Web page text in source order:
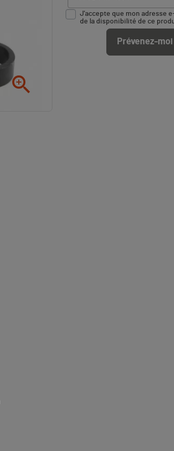

J'accepte que mon adresse
de la disponibilité de ce
Prévenez-